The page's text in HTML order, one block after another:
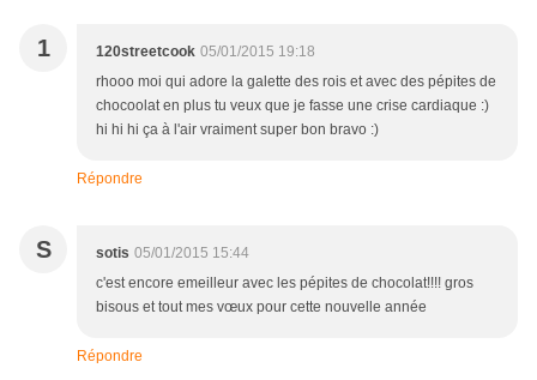
1 120streetcook 05/01/2015 19:18
rhooo moi qui adore la galette des rois et avec des pépites de
chocoolat en plus tu veux que je fasse une crise cardiaque :)
hi hi hi ça à l'air vraiment super bon bravo :)
Répondre
S sotis 05/01/2015 15:44
c'est encore emeilleur avec les pépites de chocolat!!!! gros
bisous et tout mes vœux pour cette nouvelle année
Répondre